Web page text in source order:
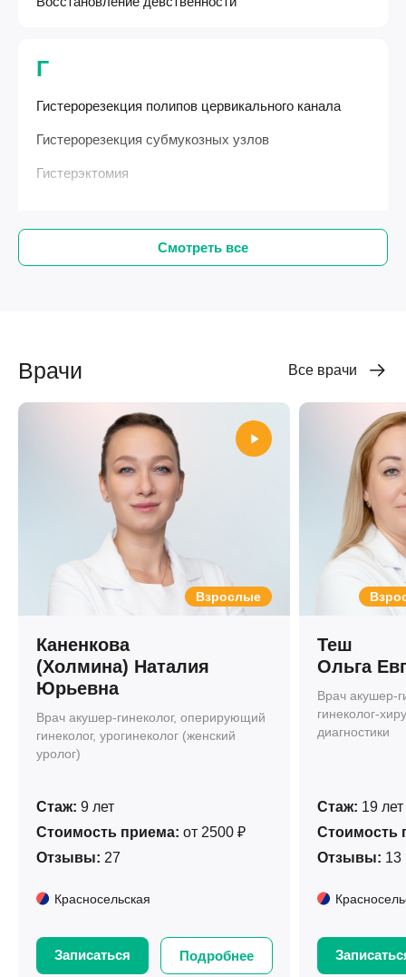
Г
Гистерорезекция полипов цервикального канала
Гистерорезекция субмукозных узлов
Гистерэктомия
Смотреть все
Врачи Все врачи
Взрослые
Каненкова
(Холмина) Наталия
Юрьевна
Врач акушер-гинеколог, оперирующий
гинеколог, урогинеколог (женский
уролог)
Стаж: 9 лет
Стоимость приема: от 2500 ₽
Отзывы: 27
Красносельская
Записаться Подробнее
Теш
Ольга
Врач акушер-
гинеколог-
диагностики
Стаж: 19 лет
Стоимость
Отзывы: 13